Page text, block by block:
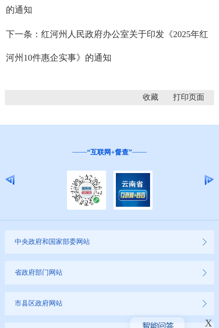
的通知
下一条：红河州人民政府办公室关于印发《2025年红
河州10件惠企实事》的通知
收藏
“互联网+督查”
中央政府和国家部委网站
省政府部门网站
市县区政府网站
x